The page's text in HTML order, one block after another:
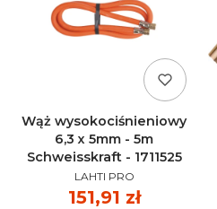
Wąż wysokociśnieniowy
6,3 x 5mm - 5m
Schweisskraft - 1711525
PRODUCENT
LAHTI PRO
Cena
151,91 zł